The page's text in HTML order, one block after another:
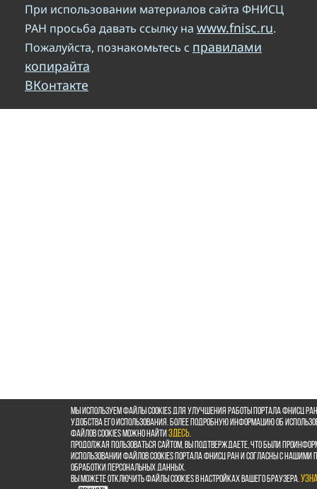
При использовании материалов сайта ФНИСЦ
РАН просьба давать ссылку на www.fnisc.ru.
Пожалуйста, познакомьтесь с правилами
копирайта
ВКонтакте
Мы используем файлы cookies для улучшения работы портала ФНИСЦ
удобства его использования. Более подробную информацию об
файлов cookies можно найтиздесь.
Продолжая пользоваться сайтом, Вы подтверждаете, что были
использовании файлов cookies портала ФНИСЦ РАН и согласны с нашими
обработки персональных данных.
Вы можете отключить файлы cookies в настройках Вашего браузера.